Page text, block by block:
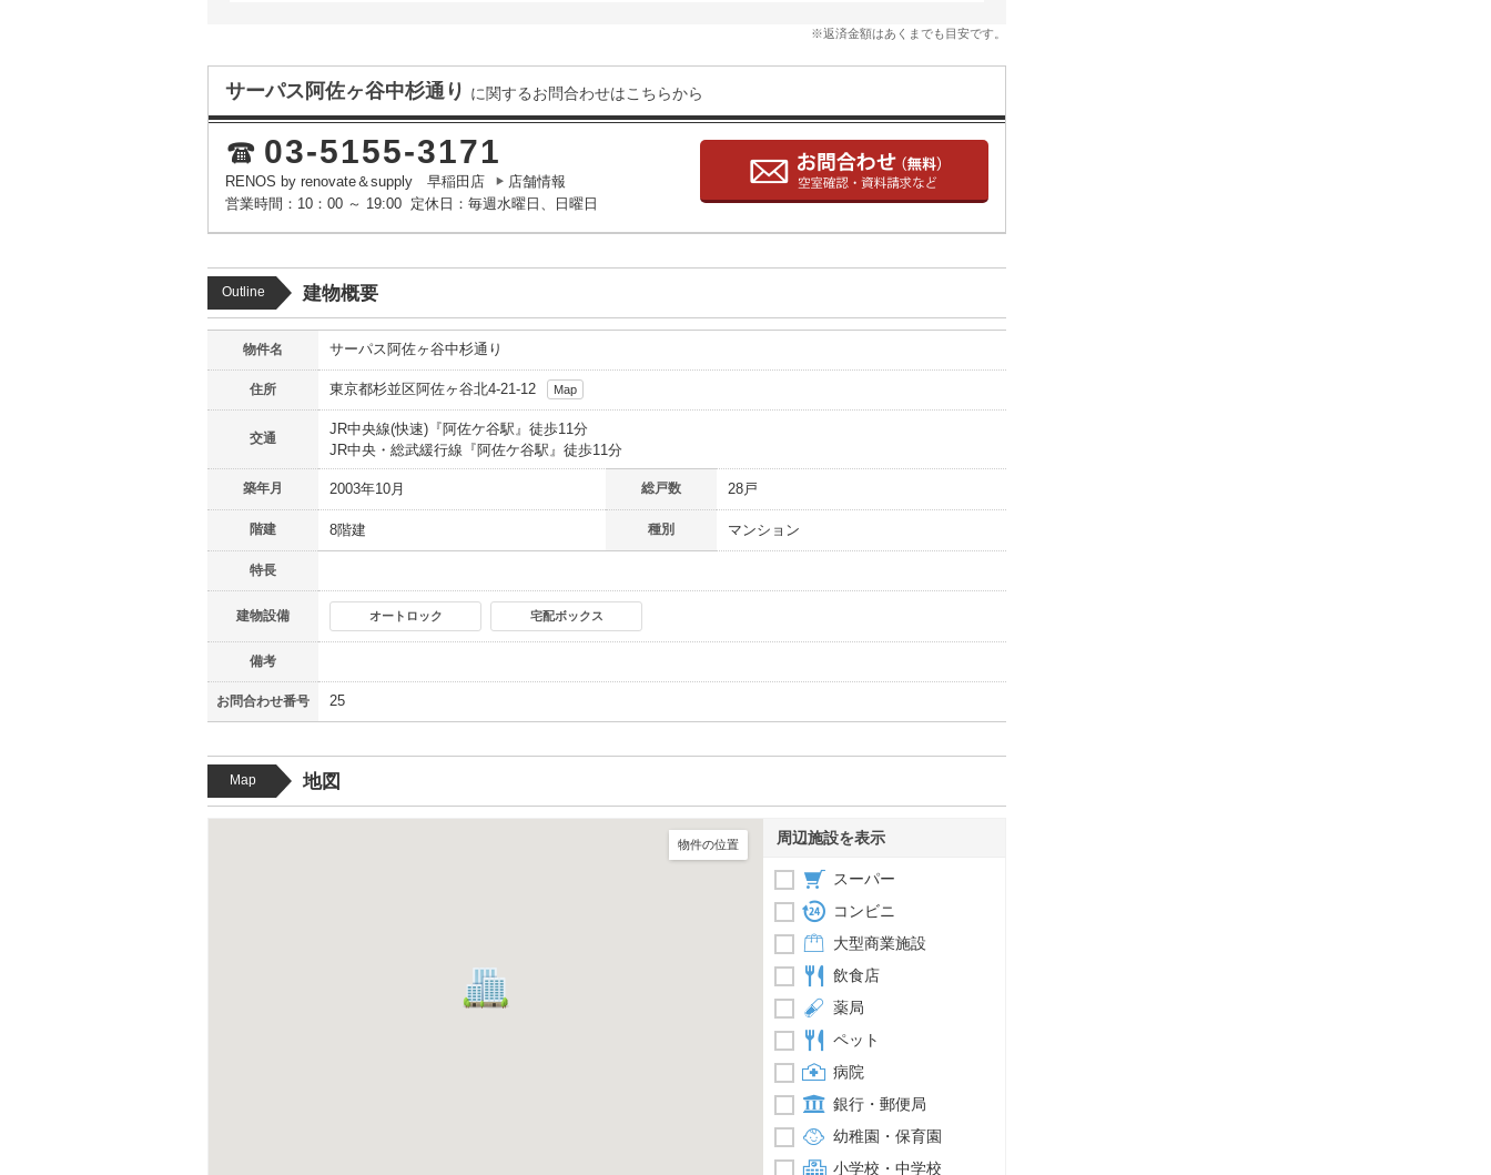
※返済金額はあくまでも目安です。
サーパス阿佐ヶ谷中杉通り に関するお問合わせはこちらから
03-5155-3171
RENOS by renovate＆supply 早稲田店
店舗情報
営業時間：10：00 ～ 19:00 定休日：毎週水曜日、日曜日
Outline 建物概要
物件名 サーパス阿佐ヶ谷中杉通り
住所 東京都杉並区阿佐ヶ谷北4-21-12 Map
交通
JR中央線(快速) 『阿佐ケ谷駅』徒歩11分
JR中央・総武緩行線 『阿佐ケ谷駅』徒歩11分
築年月 2003年10月 総戸数 28戸
階建 8階建 種別 マンション
特長
建物設備 オートロック 宅配ボックス
備考
お問合わせ番号 25
Map 地図
物件の位置 周辺施設を表示
スーパー
コンビニ
大型商業施設
飲食店
薬局
ペット
病院
銀行・郵便局
幼稚園・保育園
小学校・中学校